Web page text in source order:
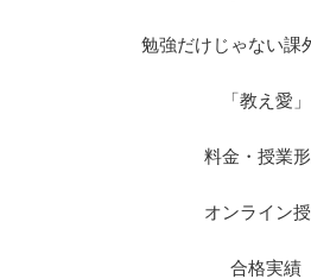
勉強だけじゃない課
「教え愛」
料金・授業
オンライン
合格実績